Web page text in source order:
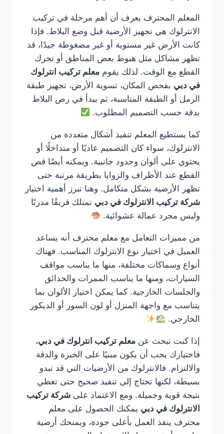
المعلم المحترف يعرف أن أهم مرحلة في تركيب
الانترلوك هي تجهيز الأرضية قبل وضع البلاط. فإذا
كانت الأرض غير مستوية أو غير مضغوطة جيدًا، قد
تظهر مشاكل مثل هبوط بعض المناطق أو تحرك
القطع مع الوقت. لذلك يقوم معلم تركيب انترلوك
في دبي بفحص المكان، تسوية الأرض، تجهيز طبقة
الرمل أو الطبقة المناسبة، ثم يبدأ في رص البلاط
بدقة حسب التصميم المطلوب.
كما يستطيع المعلم تنفيذ أشكال متعددة من
الانترلوك، سواء كان التصميم عاديًا أو متداخلًا أو
يحتوي على ألوان وحدود جانبية. ويمكنه أيضًا قص
القطع عند الأطراف والزوايا بطريقة مرتبة حتى
تظهر الأرضية بشكل متكامل. وهنا تبرز أهمية اختيار
شركة تركيب الانترلوك في دبي تمتلك فريقًا مدربًا
وليس مجرد عمالة عشوائية.
من مميزات التعامل مع معلم محترف أنه يساعد
العميل في اختيار نوع الانترلوك المناسب. فهناك
أنواع وسماكات مختلفة، منها ما يناسب مواقف
السيارات، ومنها ما يناسب الممرات والحدائق
والجلسات الخارجية. كما يمكن اختيار الألوان بما
يتناسب مع واجهة المنزل أو لون السور أو الديكور
الخارجي.
إذا كنت تبحث عن معلم تركيب انترلوك في دبي،
فاختيارك يجب أن يكون مبنيًا على الخبرة والدقة
والالتزام. فالانترلوك من الأرضيات التي قد تبدو
بسيطة، لكنها تحتاج إلى تنفيذ صحيح حتى تعطي
نتيجة قوية وجميلة. ومع الاعتماد على شركة تركيب
الانترلوك في دبي يمكنك الحصول على معلم
محترف ينفذ العمل بأعلى جودة، ويمنحك أرضية